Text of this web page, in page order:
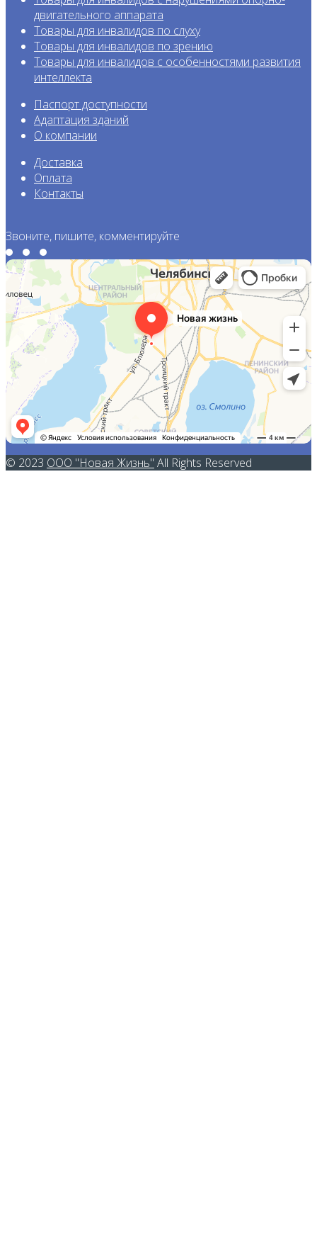
двигательного аппарата
Товары для инвалидов по слуху
Товары для инвалидов по зрению
Товары для инвалидов с особенностями развития
интеллекта
Паспорт доступности
Адаптация зданий
О компании
Доставка
Оплата
Контакты
Звоните, пишите, комментируйте
© 2023 ООО "Новая Жизнь" All Rights Reserved